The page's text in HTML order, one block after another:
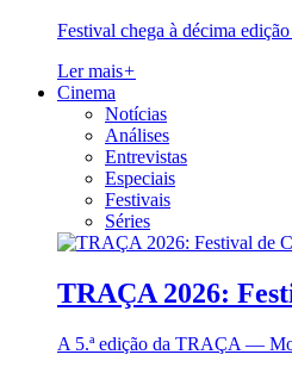
Festival chega à décima
Ler mais+
Cinema
Notícias
Análises
Entrevistas
Especiais
Festivais
Séries
TRAÇA 2026:
A 5.ª edição da TRAÇA —